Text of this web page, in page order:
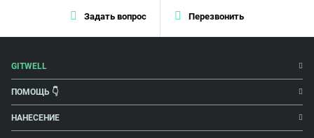
Задать вопрос Перезвонить
GITWELL
ПОМОЩЬ 👇
НАНЕСЕНИЕ